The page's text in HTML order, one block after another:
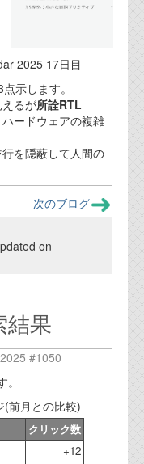
2025 17日目
示します。
るが所詮RTL
ードウェアの複雑
を隠蔽して人間の
次のブログ
on
結果
#1050
前月との比較)
クリック数
+12